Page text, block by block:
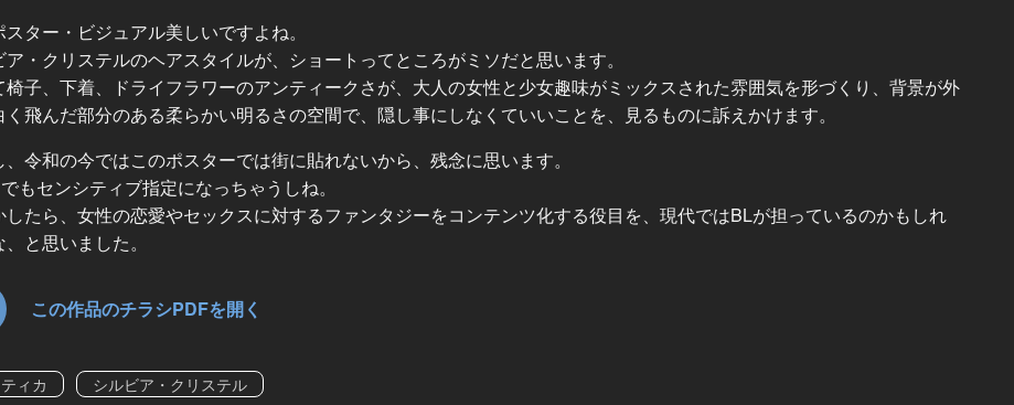
スター・ビジュアル美しいですよね。
ア・クリステルのヘアスタイルが、ショートってところがミソだと思います。
椅子、下着、ドライフラワーのアンティークさが、大人の女性と少女趣味がミックスされた雰囲気を形づくり、背景が外
く飛んだ部分のある柔らかい明るさの空間で、隠し事にしなくていいことを、見るものに訴えかけます。
、令和の今ではこのポスターでは街に貼れないから、残念に思います。
でもセンシティブ指定になっちゃうしね。
したら、女性の恋愛やセックスに対するファンタジーをコンテンツ化する役目を、現代ではBLが担っているのかもしれ
と思いました。
この作品のチラシPDFを開く
ィカ シルビア・クリステル